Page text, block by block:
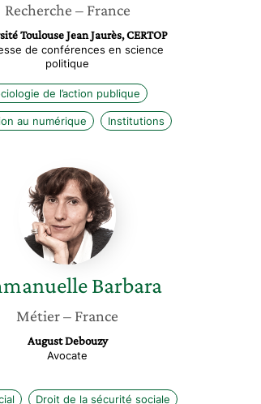
Recherche – France
Toulouse Jean Jaurès, CERTOP
de conférences en science
politique
de l’action publique
au numérique Institutions
Emmanuelle
Barbara
Barbara
Métier– France
August Debouzy
Avocate
Droit de la sécurité sociale